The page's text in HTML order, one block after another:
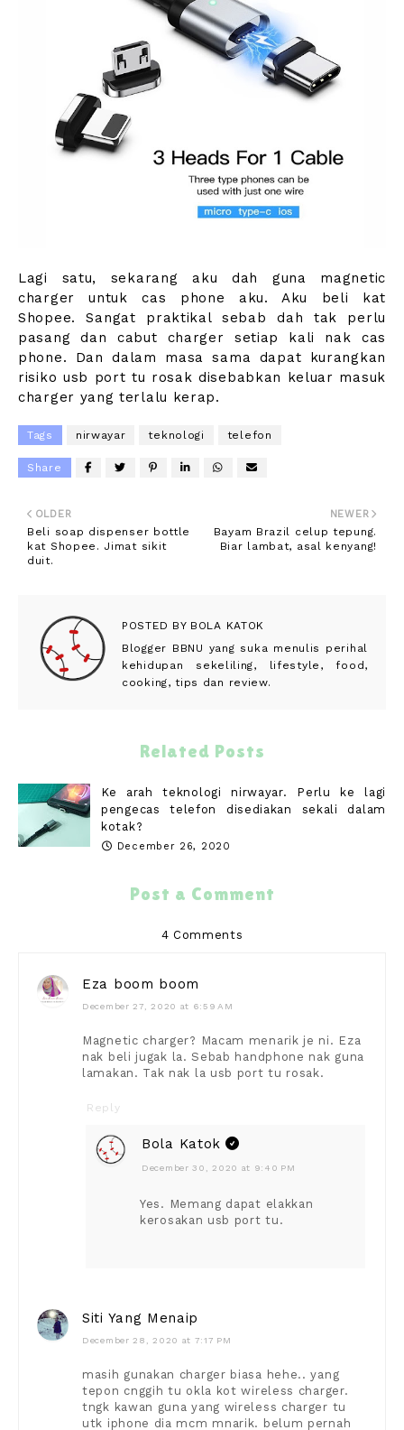
Lagi satu, sekarang aku dah guna magnetic
charger untuk cas phone aku. Aku beli kat
Shopee. Sangat praktikal sebab dah tak perlu
pasang dan cabut charger setiap kali nak cas
phone. Dan dalam masa sama dapat kurangkan
risiko usb port tu rosak disebabkan keluar masuk
charger yang terlalu kerap.
Tags nirwayar teknologi telefon
Share
NEWER
Bayam Brazil celup tepung.
Biar lambat, asal kenyang!
OLDER
Beli soap dispenser bottle
kat Shopee. Jimat sikit
duit.
POSTED BYBOLA KATOK
Blogger BBNU yang suka menulis perihal
kehidupan sekeliling, lifestyle, food,
cooking, tips dan review.
Related Posts
Ke arah teknologi nirwayar. Perlu ke lagi
pengecas telefon disediakan sekali dalam
kotak?
December 26, 2020
Post a Comment
4 Comments
Eza boom boom
December 27, 2020 at 6:59 AM
Magnetic charger? Macam menarik je ni. Eza
nak beli jugak la. Sebab handphone nak guna
lamakan. Tak nak la usb port tu rosak.
Reply
Bola Katok
December 30, 2020 at 9:40 PM
Yes. Memang dapat elakkan
kerosakan usb port tu.
Siti Yang Menaip
December 28, 2020 at 7:17 PM
masih gunakan charger biasa hehe.. yang
tepon cnggih tu okla kot wireless charger.
tngk kawan guna yang wireless charger tu
utk iphone dia mcm mnarik. belum pernah